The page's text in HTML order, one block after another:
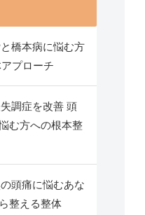
橋本病に悩む方
プローチ
調症を改善 頭
む方への根本整
頭痛に悩むあな
整える整体